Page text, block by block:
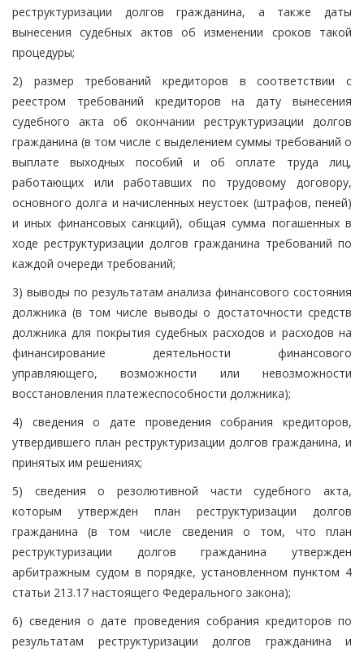
реструктуризации долгов гражданина, а также даты
вынесения судебных актов об изменении сроков такой
процедуры;
2) размер требований кредиторов в соответствии с
реестром требований кредиторов на дату вынесения
судебного акта об окончании реструктуризации долгов
гражданина (в том числе с выделением суммы требований о
выплате выходных пособий и об оплате труда лиц,
работающих или работавших по трудовому договору,
основного долга и начисленных неустоек (штрафов, пеней)
и иных финансовых санкций), общая сумма погашенных в
ходе реструктуризации долгов гражданина требований по
каждой очереди требований;
3) выводы по результатам анализа финансового состояния
должника (в том числе выводы о достаточности средств
должника для покрытия судебных расходов и расходов на
финансирование деятельности финансового
управляющего, возможности или невозможности
восстановления платежеспособности должника);
4) сведения о дате проведения собрания кредиторов,
утвердившего план реструктуризации долгов гражданина, и
принятых им решениях;
5) сведения о резолютивной части судебного акта,
которым утвержден план реструктуризации долгов
гражданина (в том числе сведения о том, что план
реструктуризации долгов гражданина утвержден
арбитражным судом в порядке, установленном пунктом 4
статьи 213.17 настоящего Федерального закона);
6) сведения о дате проведения собрания кредиторов по
результатам реструктуризации долгов гражданина и